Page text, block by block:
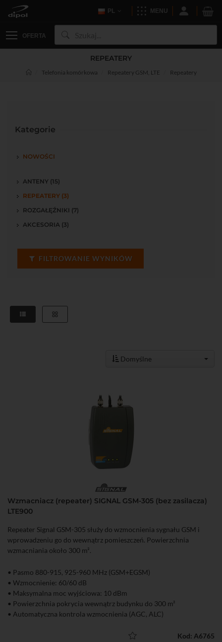
PL MENU
OFERTA
REPEATERY
Telefonia komórkowa Repeatery GSM, LTE Repeatery
Kategorie
NOWOŚCI
ANTENY (15)
REPEATERY (3)
ROZGAŁĘŹNIKI (7)
AKCESORIA (3)
FILTROWANIE WYNIKÓW
Domyślne
Wzmacniacz (repeater) SIGNAL GSM-305 (bez zasilacza)
LTE900
Repeater Signal GSM-305 służy do wzmocnienia sygnału GSM i
wprowadzeniu go do wewnątrz pomieszczeń. Powierzchnia
wzmacniania około 300 m².
• Pasmo 880-915, 925-960 MHz (GSM+EGSM)
• Wzmocnienie: 60/60 dB
• Maksymalna moc wyjściowa: 10 dBm
• Powierzchnia pokrycia wewnątrz budynku do 300 m²
• Automatyczna kontrola wzmocnienia (AGC, ALC)
• Spełnia wymagania normy ETSI 303 609-4
Kod: A6765